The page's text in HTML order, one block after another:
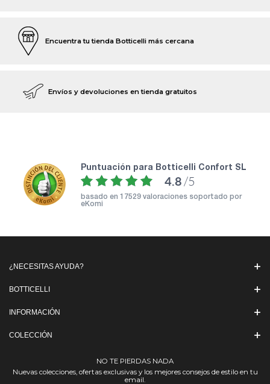
Encuentra tu tienda Botticelli más cercana
Envíos y devoluciones en tienda gratuitos
puntuación para Botticelli Confort SL
4.8 /5
basado en 17529 valoraciones soportado por
eKomi
¿NECESITAS AYUDA?
BOTTICELLI
INFORMACIÓN
COLECCIÓN
NO TE PIERDAS NADA
Nuevas colecciones, ofertas exclusivas y los mejores consejos de estilo en tu
email.